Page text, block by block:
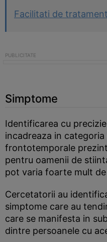
Facilitati de tratament
Simptome
Identificarea cu
incadreaza in
frontotemporale
pentru oamenii de
pot varia foarte mult
Cercetatorii au
simptome care au
care se manifesta in
dintre persoanele cu